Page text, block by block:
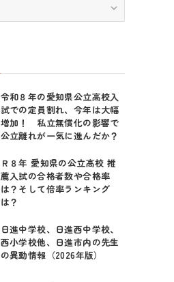
令和８年の愛知県公立高校入
試での定員割れ、今年は大幅
増加！ 私立無償化の影響で
公立離れが一気に進んだか？
Ｒ８年 愛知県の公立高校 推
薦入試の合格者数や合格率
は？そして倍率ランキング
は？
日進中学校、日進西中学校、
西小学校他、日進市内の先生
の異動情報（2026年版）